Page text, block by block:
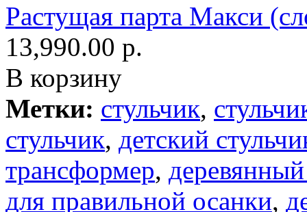
Растущая парта Макси
13,990.00 р.
В корзину
Метки: стульчик,
стульчик, детский
трансформер,
для правильной осанки,